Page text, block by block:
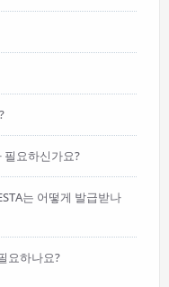
필요하신가요?
는 어떻게 발급받나
요하나요?